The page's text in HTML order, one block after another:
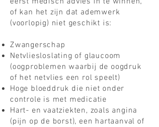
of kan het zijn dat ademwerk
(voorlopig) niet geschikt is:
Zwangerschap
Netvliesloslating of glaucoom
(oogproblemen waarbij de oogdruk
of het netvlies een rol speelt)
Hoge bloeddruk die niet onder
controle is met medicatie
Hart- en vaatziekten, zoals angina
(pijn op de borst), een hartaanval of